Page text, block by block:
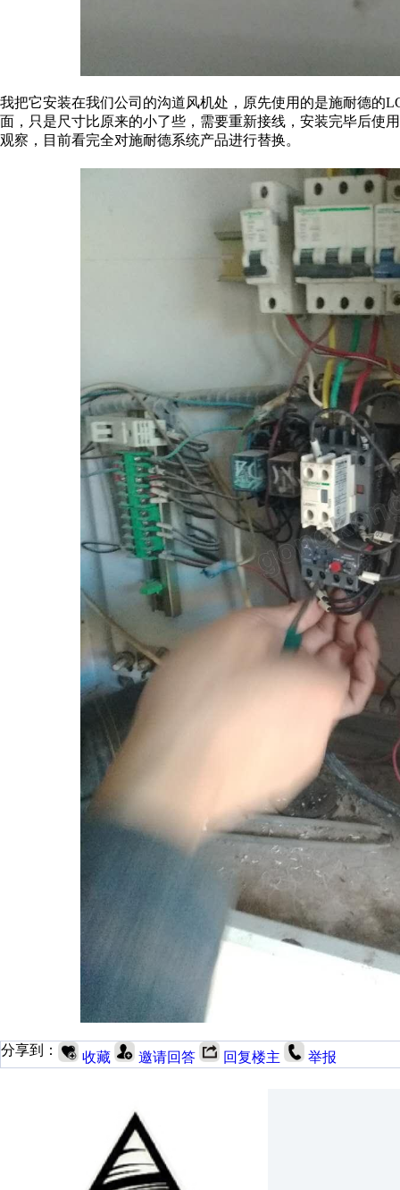
我把它安装在我们公司的沟道风机处，原先使用的是施耐德的
面，只是尺寸比原来的小了些，需要重新接线，安装完毕后使
观察，目前看完全对施耐德系统产品进行替换。
分享到： 收藏 邀请回答 回复楼主 举报